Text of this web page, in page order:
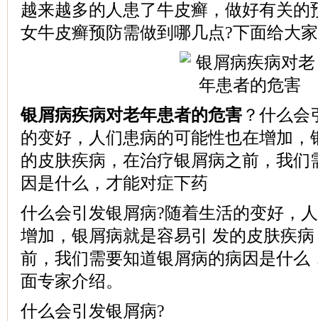
越来越多的人患了牛皮癣，做好有关的
女牛皮癣预防需做到哪几点?下面给大
银屑病疾病对老年患者的危害 ？什么会
的变好，人们患病的可能性也在增加，
的皮肤疾病，在治疗银屑病之前，我们
因是什么，才能对症下药
什么会引发银屑病?随着生活的变好，
增加，银屑病就是容易引 发的皮肤疾
前，我们需要知道银屑病的病因是什么
面专家介绍。
什么会引发银屑病?